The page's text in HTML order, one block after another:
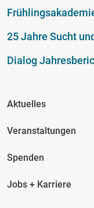
Fußzeile
25 Jahre Sucht
Dialog
Fusszeile
Aktuelles
Veranstaltungen
Spenden
Jobs + Karriere